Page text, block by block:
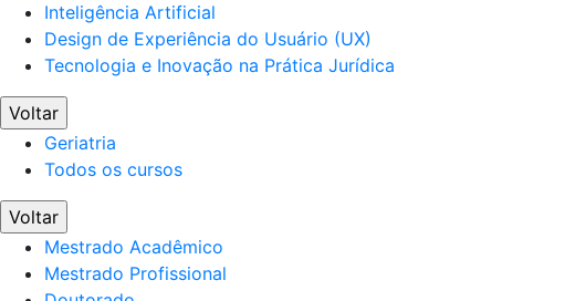
Inteligência Artificial
Design de Experiência do Usuário (UX)
Tecnologia e Inovação na Prática Jurídica
Voltar
Geriatria
Todos os cursos
Voltar
Mestrado Acadêmico
Mestrado Profissional